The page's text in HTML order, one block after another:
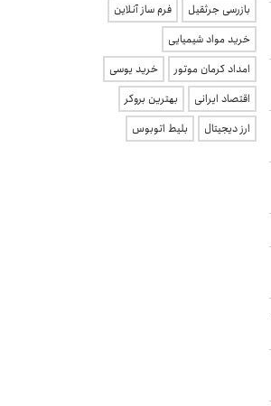
بازرسی جرثقیل
فرم ساز آنلاین
خرید مواد شیمیایی
امداد کرمان موتور
خرید یوسی
اقتصاد ایرانی
بهترین بروکر
ارز دیجیتال
بلیط اتوبوس